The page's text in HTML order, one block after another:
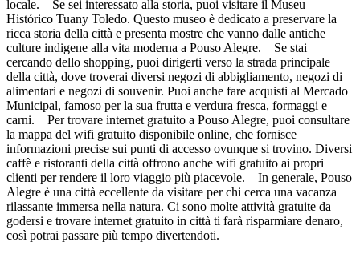
locale. Se sei interessato alla storia, puoi visitare il Museu
Histórico Tuany Toledo. Questo museo è dedicato a preservare la
ricca storia della città e presenta mostre che vanno dalle antiche
culture indigene alla vita moderna a Pouso Alegre. Se stai
cercando dello shopping, puoi dirigerti verso la strada principale
della città, dove troverai diversi negozi di abbigliamento, negozi di
alimentari e negozi di souvenir. Puoi anche fare acquisti al Mercado
Municipal, famoso per la sua frutta e verdura fresca, formaggi e
carni. Per trovare internet gratuito a Pouso Alegre, puoi consultare
la mappa del wifi gratuito disponibile online, che fornisce
informazioni precise sui punti di accesso ovunque si trovino. Diversi
caffè e ristoranti della città offrono anche wifi gratuito ai propri
clienti per rendere il loro viaggio più piacevole. In generale, Pouso
Alegre è una città eccellente da visitare per chi cerca una vacanza
rilassante immersa nella natura. Ci sono molte attività gratuite da
godersi e trovare internet gratuito in città ti farà risparmiare denaro,
così potrai passare più tempo divertendoti.